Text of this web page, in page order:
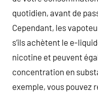
quotidien, avant de
Cependant, les
s’ils achètent le e-
nicotine et peuvent
concentration en
exemple, vous pouvez